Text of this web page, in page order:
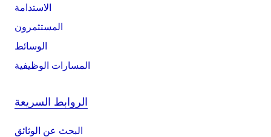
الاستدامة
المستثمرون
الوسائط
المسارات الوظيفية
الروابط السريعة
البحث عن الوثائق